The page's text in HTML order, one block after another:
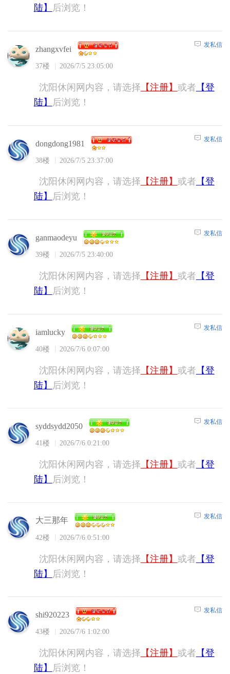
陆】 后浏览！
zhangxvfei
37楼 2026/7/5 23:05:00
发私信
沈阳休闲网内容，请选择 【注册】 或者 【登
陆】
后浏览！
dongdong1981
38楼 2026/7/5 23:37:00
发私信
沈阳休闲网内容，请选择 【注册】 或者 【登
陆】
后浏览！
ganmaodeyu
39楼 2026/7/5 23:40:00
发私信
沈阳休闲网内容，请选择 【注册】 或者 【登
陆】
后浏览！
iamlucky
40楼 2026/7/6 0:07:00
发私信
沈阳休闲网内容，请选择 【注册】 或者 【登
陆】
后浏览！
syddsydd2050
41楼 2026/7/6 0:21:00
发私信
沈阳休闲网内容，请选择 【注册】 或者 【登
陆】
后浏览！
大三那年
42楼 2026/7/6 0:51:00
发私信
沈阳休闲网内容，请选择 【注册】 或者 【登
陆】
后浏览！
shi920223
43楼 2026/7/6 1:02:00
发私信
沈阳休闲网内容，请选择 【注册】 或者 【登
陆】
后浏览！